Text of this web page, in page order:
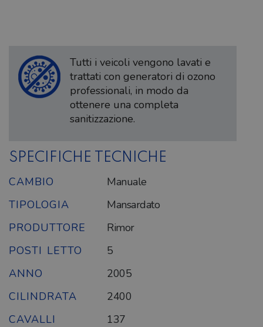
Tutti i veicoli vengono lavati e
trattati con generatori di ozono
professionali, in modo da
ottenere una completa
sanitizzazione.
SPECIFICHE TECNICHE
CAMBIO
Manuale
TIPOLOGIA
Mansardato
PRODUTTORE
Rimor
POSTI LETTO
5
ANNO
2005
CILINDRATA
2400
CAVALLI
137